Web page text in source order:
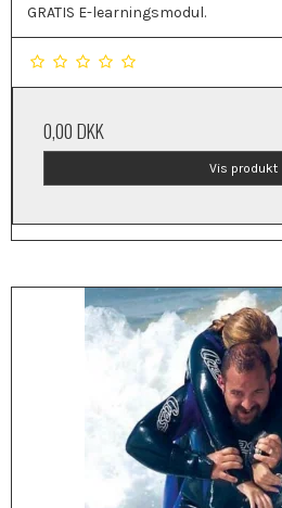
GRATIS E-learningsmodul.
0,00 DKK
Vis produkt